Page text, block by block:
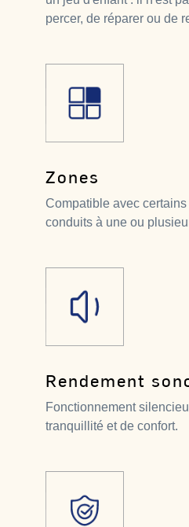
percer, de réparer ou de
Zones
Compatible avec
conduits à une ou
Rendement
Fonctionnement
tranquillité et de confort.